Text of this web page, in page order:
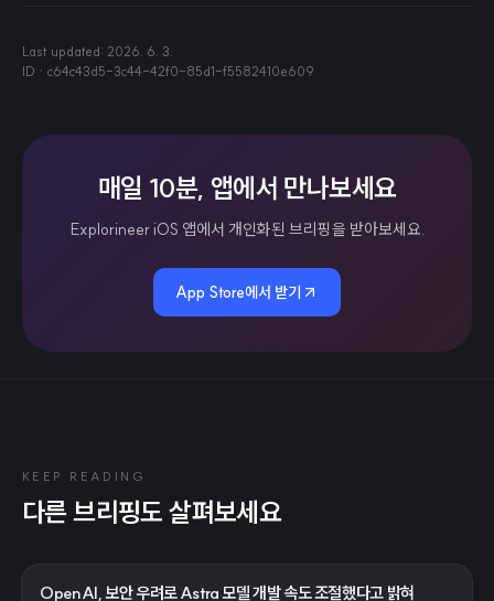
Last updated: 2026. 6. 3.
ID · c64c43d5-3c44-42f0-85d1-f5582410e609
매일 10분, 앱에서 만나보세요
Explorineer iOS 앱에서 개인화된 브리핑을 받아보세요.
App Store에서 받기
KEEP READING
다른 브리핑도 살펴보세요
OpenAI, 보안 우려로 Astra 모델 개발 속도 조절했다고 밝혀